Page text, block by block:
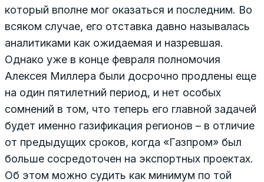
который вполне мог оказаться и последним. Во
всяком случае, его отставка давно называлась
аналитиками как ожидаемая и назревшая.
Однако уже в конце февраля полномочия
Алексея Миллера были досрочно продлены еще
на один пятилетний период, и нет особых
сомнений в том, что теперь его главной задачей
будет именно газификация регионов – в отличие
от предыдущих сроков, когда «Газпром» был
больше сосредоточен на экспортных проектах.
Об этом можно судить как минимум по той